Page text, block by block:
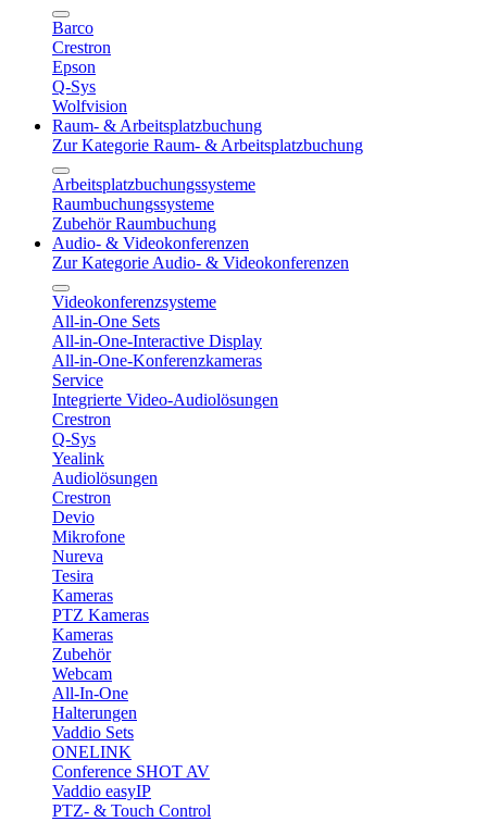
Barco
Crestron
Epson
Q-Sys
Wolfvision
Raum- & Arbeitsplatzbuchung
Zur Kategorie Raum- & Arbeitsplatzbuchung
Arbeitsplatzbuchungssysteme
Raumbuchungssysteme
Zubehör Raumbuchung
Audio- & Videokonferenzen
Zur Kategorie Audio- & Videokonferenzen
Videokonferenzsysteme
All-in-One Sets
All-in-One-Interactive Display
All-in-One-Konferenzkameras
Service
Integrierte Video-Audiolösungen
Crestron
Q-Sys
Yealink
Audiolösungen
Crestron
Devio
Mikrofone
Nureva
Tesira
Kameras
PTZ Kameras
Kameras
Zubehör
Webcam
All-In-One
Halterungen
Vaddio Sets
ONELINK
Conference SHOT AV
Vaddio easyIP
PTZ- & Touch Control